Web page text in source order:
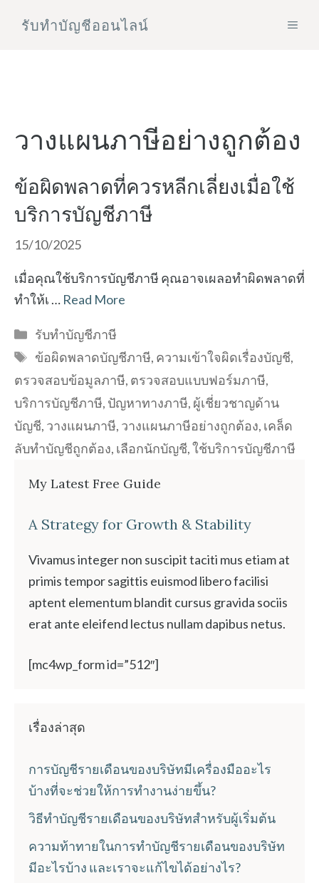
รับทําบัญชีออนไลน์
วางแผนภาษีอย่างถูกต้อง
ข้อผิดพลาดที่ควรหลีกเลี่ยงเมื่อใช้
บริการบัญชีภาษี
15/10/2025
เมื่อคุณใช้บริการบัญชีภาษี คุณอาจเผลอทำผิดพลาดที่
ทำให้เ … Read More
Categories
รับทำบัญชีภาษี
Tags
ข้อผิดพลาดบัญชีภาษี, ความเข้าใจผิดเรื่องบัญชี,
ตรวจสอบข้อมูลภาษี, ตรวจสอบแบบฟอร์มภาษี,
บริการบัญชีภาษี, ปัญหาทางภาษี, ผู้เชี่ยวชาญด้าน
บัญชี, วางแผนภาษี, วางแผนภาษีอย่างถูกต้อง, เคล็ด
ลับทำบัญชีถูกต้อง, เลือกนักบัญชี,ใช้บริการบัญชีภาษี
My Latest Free Guide
A Strategy for Growth & Stability
Vivamus integer non suscipit taciti mus etiam at
primis tempor sagittis euismod libero facilisi
aptent elementum blandit cursus gravida sociis
erat ante eleifend lectus nullam dapibus netus.
[mc4wp_form id=”512″]
เรื่องล่าสุด
การบัญชีรายเดือนของบริษัทมีเครื่องมืออะไร
บ้างที่จะช่วยให้การทำงานง่ายขึ้น?
วิธีทำบัญชีรายเดือนของบริษัทสำหรับผู้เริ่มต้น
ความท้าทายในการทำบัญชีรายเดือนของบริษัท
มีอะไรบ้าง และเราจะแก้ไขได้อย่างไร?